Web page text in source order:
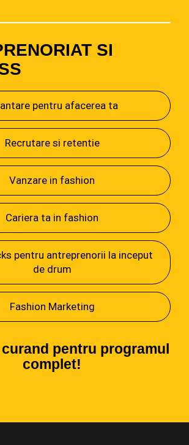
SI
pentru afacerea ta
Recrutare si retentie
Vanzare in fashion
Cariera ta in fashion
pentru antreprenorii la inceput
de drum
Fashion Marketing
pentru programul
complet!